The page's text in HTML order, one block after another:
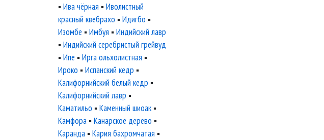
▪Ива чёрная ▪Иволистный
красный квебрахо ▪Идигбо ▪
Изомбе ▪Имбуя ▪Индийский лавр
▪Индийский серебристый грейвуд
▪Ипе ▪Ирга ольхолистная ▪
Ироко ▪Испанский кедр ▪
Калифорнийский белый кедр ▪
Калифорнийский лавр ▪
Каматильо ▪Каменный шиоак ▪
Камфора ▪Канарское дерево ▪
Каранда ▪Кария бахромчатая ▪